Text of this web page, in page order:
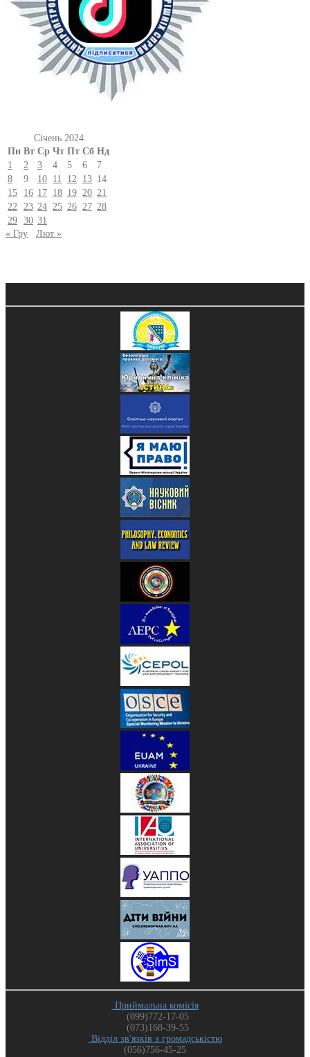
Січень 2024
Пн Вт Ср Чт Пт Сб Нд
1
2 3 4 5 6
7
8
9 10 11 12 13 14
15
16 17 18 19 20 21
22
23 24 25 26 27 28
29 30 31
« Гру
Лют »
Приймальна комісія
(099)772-17-05
(073)168-39-55
Відділ зв'язків з громадськістю
(056)756-45-25